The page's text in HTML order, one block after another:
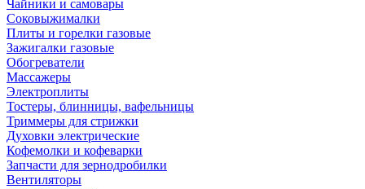
Чайники и самовары
Соковыжималки
Плиты и горелки газовые
Зажигалки газовые
Обогреватели
Массажеры
Электроплиты
Тостеры, блинницы, вафельницы
Триммеры для стрижки
Духовки электрические
Кофемолки и кофеварки
Запчасти для зернодробилки
Вентиляторы